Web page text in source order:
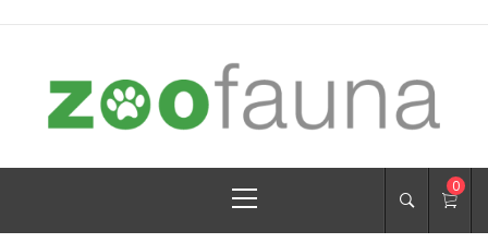
ZOOFAUNA.SK
Menu
0